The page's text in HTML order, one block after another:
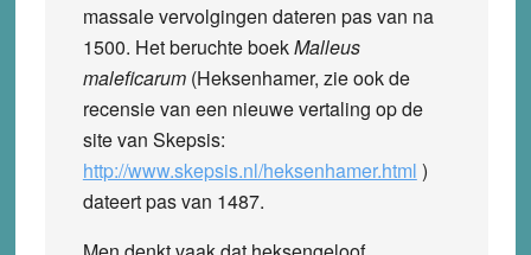
massale vervolgingen dateren pas van na
1500. Het beruchte boekMalleus
maleficarum(Heksenhamer, zie ook de
recensie van een nieuwe vertaling op de
site van Skepsis:
http://www.skepsis.nl/heksenhamer.html )
dateert pas van 1487.